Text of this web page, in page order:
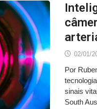
02/01/
Por
sinais
South